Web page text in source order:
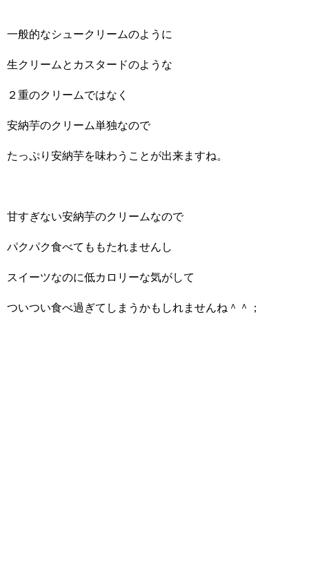
一般的なシュークリームのように
生クリームとカスタードのような
２重のクリームではなく
安納芋のクリーム単独なので
たっぷり安納芋を味わうことが出来ますね。
甘すぎない安納芋のクリームなので
パクパク食べてももたれませんし
スイーツなのに低カロリーな気がして
ついつい食べ過ぎてしまうかもしれませんね＾＾；